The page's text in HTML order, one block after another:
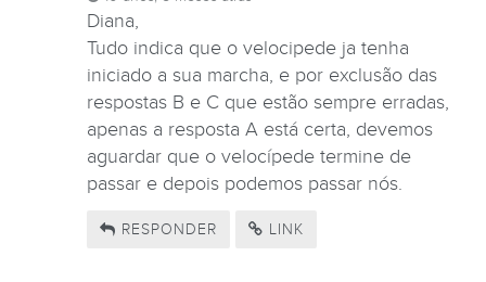
Diana,
Tudo indica que o velocipede ja tenha
iniciado a sua marcha, e por exclusão das
respostas B e C que estão sempre erradas,
apenas a resposta A está certa, devemos
aguardar que o velocípede termine de
passar e depois podemos passar nós.
RESPONDER LINK